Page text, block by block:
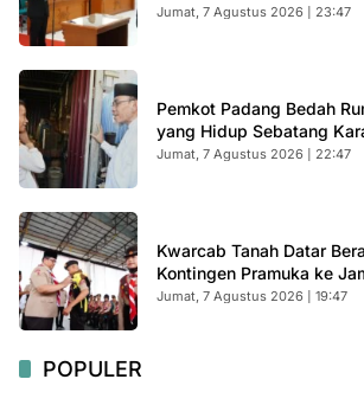
Jumat, 7 Agustus 2026 | 23:47
Pemkot Padang Bedah
yang Hidup Sebatang
Jumat, 7 Agustus 2026 | 22:47
Kwarcab Tanah Datar
Kontingen Pramuka ke
Jumat, 7 Agustus 2026 | 19:47
POPULER